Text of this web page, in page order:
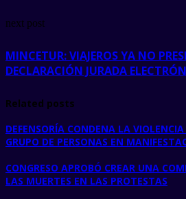
next post
MINCETUR: VIAJEROS YA NO
DECLARACIÓN JURADA
Related posts
DEFENSORÍA CONDENA LA
GRUPO DE PERSONAS EN
CONGRESO APROBÓ CREAR UNA
LAS MUERTES EN LAS PROTESTAS